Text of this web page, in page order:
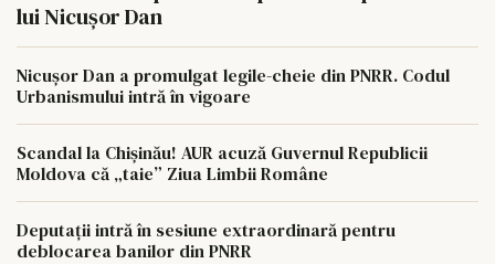
lui Nicușor Dan
Nicușor Dan a promulgat legile-cheie din PNRR. Codul
Urbanismului intră în vigoare
Scandal la Chișinău! AUR acuză Guvernul Republicii
Moldova că „taie” Ziua Limbii Române
Deputații intră în sesiune extraordinară pentru
deblocarea banilor din PNRR